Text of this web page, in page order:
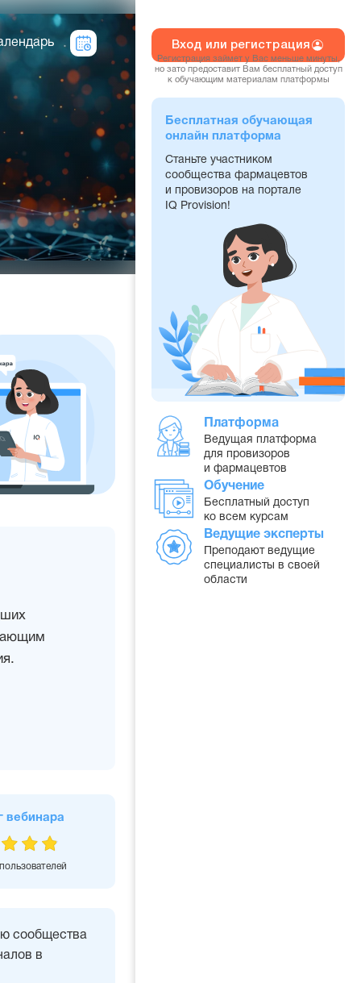
вебинара
сообщества
в
Вход или регистрация
Регистрация займет у Вас меньше минуты,
но зато предоставит Вам бесплатный доступ
к обучающим материалам платформы
Бесплатная обучающая
онлайн платформа
Станьте участником
сообщества фармацевтов
и провизоров на портале
IQ Provision!
Платформа
Ведущая платформа
для провизоров
и фармацевтов
Обучение
Бесплатный доступ
ко всем курсам
Ведущие эксперты
Преподают ведущие
специалисты в своей
области